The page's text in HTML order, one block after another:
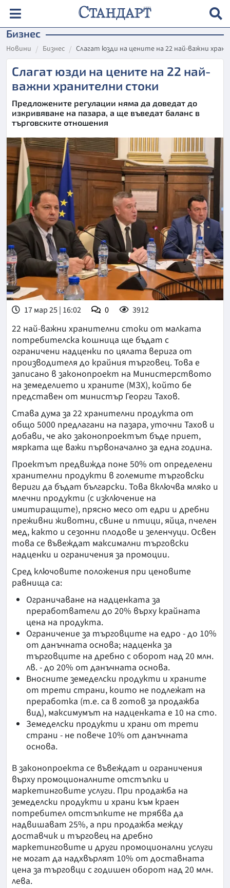
Бизнес
Новини Бизнес Слагат юзди на цените на 22 най-важни
Слагат юзди на цените на 22 най-
важни хранителни стоки
Предложените регулации няма да доведат до
изкривяване на пазара, а ще въведат баланс в
търговските отношения
17 мар 25 | 16:02 0 3912
22 най-важни хранителни стоки от малката
потребителска кошница ще бъдат с
ограничени надценки по цялата верига от
производителя до крайния търговец. Това е
записано в законопроект на Министерството
на земеделието и храните (МЗХ), който бе
представен от министър Георги Тахов.
Става дума за 22 хранителни продукта от
общо 5000 предлагани на пазара, уточни Тахов и
добави, че ако законопроектът бъде приет,
мярката ще важи първоначално за една година.
Проектът предвижда поне 50% от определени
хранителни продукти в големите търговски
вериги да бъдат български. Това включва мляко и
млечни продукти (с изключение на
имитиращите), прясно месо от едри и дребни
преживни животни, свине и птици, яйца, пчелен
мед, както и сезонни плодове и зеленчуци. Освен
това се въвеждат максимални търговски
надценки и ограничения за промоции.
Сред ключовите положения при ценовите
равнища са:
Ограничаване на надценката за
преработватели до 20% върху крайната
цена на продукта.
Ограничение за търговците на едро - до 10%
от данъчната основа; надценка за
търговците на дребно с оборот над 20 млн.
лв. - до 20% от данъчната основа.
Вносните земеделски продукти и храните
от трети страни, които не подлежат на
преработка (т.е. са в готов за продажба
вид), максимумът на надценката е 10 на сто.
Земеделски продукти и храни от трети
страни - не повече 10% от данъчната
основа.
В законопроекта се въвеждат и ограничения
върху промоционалните отстъпки и
маркетинговите услуги. При продажба на
земеделски продукти и храни към краен
потребител отстъпките не трябва да
надвишават 25%, а при продажба между
доставчик и търговец на дребно
маркетинговите и други промоционални услуги
не могат да надхвърлят 10% от доставната
цена за търговци с годишен оборот над 20 млн.
лева.